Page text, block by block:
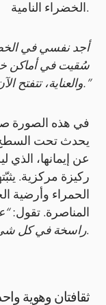
الخضراء النامية.
سُقيت في أماكن
والعناية، تتفتح الآن في وقتها الذي قدّره الله لها.”
في هذه الصورة
يحدث تحت
عن إيمانها، الذي
ركيزة مركزية.
الحمراء وأرضية
المناصرة. تقول:
راسخة في كل، لا كأداء، بل كحقيقة بسيطة.
ثقافتان وهوية